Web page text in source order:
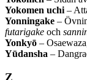
Yokomen uchi –
Yonningake –
futarigake och
Yonkyō –
Yūdansha –
Z